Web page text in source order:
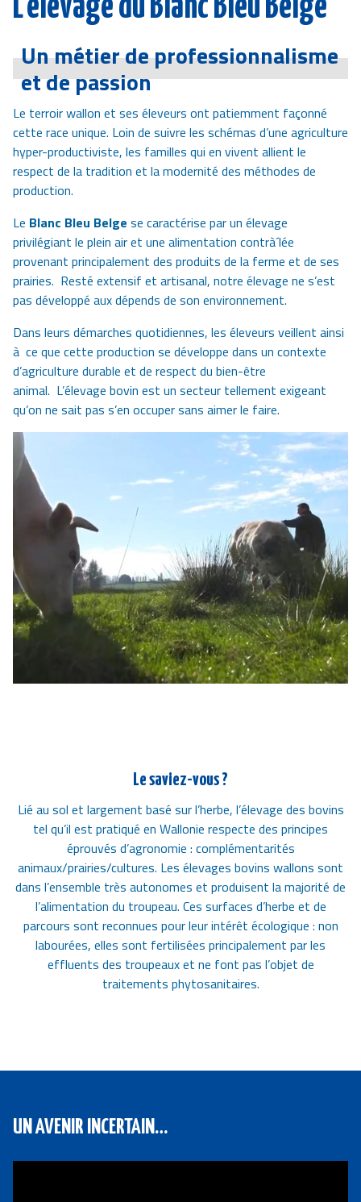
L’élevage du Blanc Bleu Belge
Un métier de professionnalisme
et de passion
Le terroir wallon et ses éleveurs ont patiemment façonné
cette race unique. Loin de suivre les schémas d’une agriculture
hyper-productiviste, les familles qui en vivent allient le
respect de la tradition et la modernité des méthodes de
production.
Le Blanc Bleu Belge se caractérise par un élevage
privilégiant le plein air et une alimentation contrà´lée
provenant principalement des produits de la ferme et de ses
prairies. Resté extensif et artisanal, notre élevage ne s’est
pas développé aux dépends de son environnement.
Dans leurs démarches quotidiennes, les éleveurs veillent ainsi
à ce que cette production se développe dans un contexte
d’agriculture durable et de respect du bien-être
animal. L’élevage bovin est un secteur tellement exigeant
qu’on ne sait pas s’en occuper sans aimer le faire.
Le saviez-vous ?
Lié au sol et largement basé sur l’herbe, l’élevage des bovins
tel qu’il est pratiqué en Wallonie respecte des principes
éprouvés d’agronomie : complémentarités
animaux/prairies/cultures. Les élevages bovins wallons sont
dans l’ensemble très autonomes et produisent la majorité de
l’alimentation du troupeau. Ces surfaces d’herbe et de
parcours sont reconnues pour leur intérêt écologique : non
labourées, elles sont fertilisées principalement par les
effluents des troupeaux et ne font pas l’objet de
traitements phytosanitaires.
UN AVENIR INCERTAIN…